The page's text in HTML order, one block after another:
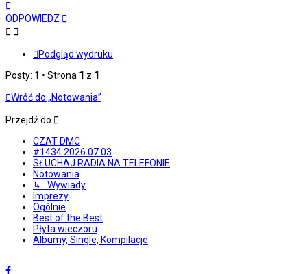
górę
ODPOWIEDZ
Podgląd wydruku
Posty: 1 • Strona 1 z 1
Wróć do „Notowania”
Przejdź do
CZAT DMC
#1434 2026.07.03
SŁUCHAJ RADIA NA TELEFONIE
Notowania
↳ Wywiady
Imprezy
Ogólnie
Best of the Best
Płyta wieczoru
Albumy, Single, Kompilacje